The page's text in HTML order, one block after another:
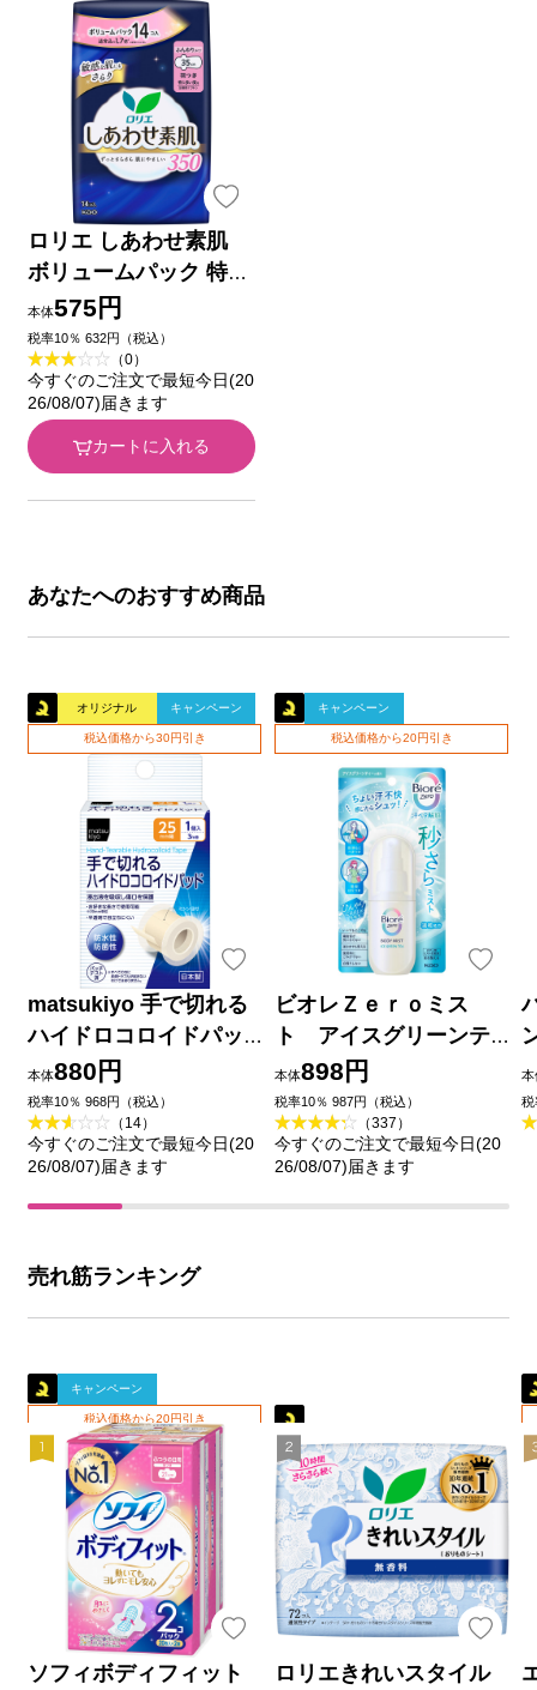
ロリエ しあわせ素肌
ボリュームパック 特に
多い夜用３５ｃｍ 羽つ
き １４コ 花王 (医薬部
外品)
本体575円
税率10％ 632円（税込）
（0）
今すぐのご注文で最短今日(20
26/08/07)届きます
カートに入れる
あなたへのおすすめ商品
オリジナル キャンペーン
税込価格から30円引き
matsukiyo 手で切れる
ハイドロコロイドパッ
ド ２５ｍｍ×３ｍ巻
本体880円
税率10％ 968円（税込）
（14）
今すぐのご注文で最短今日(20
26/08/07)届きます
キャンペーン
税込価格から20円引き
ビオレＺｅｒｏミス
ト アイスグリーンテ
ィーの香り ６０ｍＬ 花
王
本体898円
税率10％ 987円（税込）
（337）
今すぐのご注文で最短今日(20
26/08/07)届きます
本
税
売れ筋ランキング
キャンペーン
税込価格から20円引き
ソフィボディフィット
ロリエきれいスタイル